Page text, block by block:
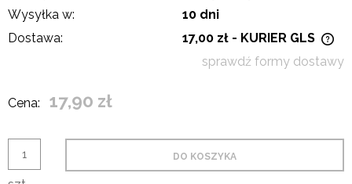
Wysyłka w:
10 dni
Dostawa:
17,00 zł - KURIER GLS
sprawdź formy dostawy
Cena: 17,90 zł
DO KOSZYKA